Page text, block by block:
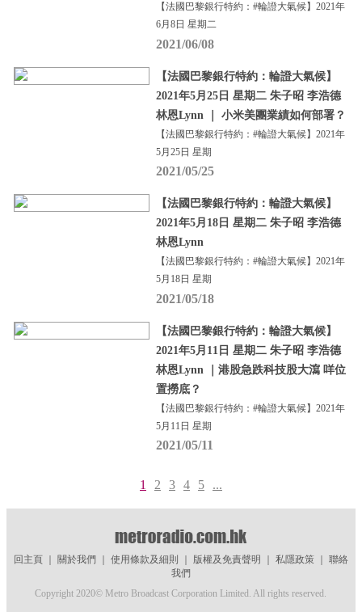
【法國巴黎銀行特約：#輪證大氣候】2021年
6月8日 星期二
2021/06/08
【法國巴黎銀行特約：輪證大氣候】
2021年5月25日 星期二 朱子昭 李浩德
林恩Lynn ｜ 小米美團業績如何部署？
【法國巴黎銀行特約：#輪證大氣候】2021年
5月25日 星期
2021/05/25
【法國巴黎銀行特約：輪證大氣候】
2021年5月18日 星期二 朱子昭 李浩德
林恩Lynn
【法國巴黎銀行特約：#輪證大氣候】2021年
5月18日 星期
2021/05/18
【法國巴黎銀行特約：輪證大氣候】
2021年5月11日 星期二 朱子昭 李浩德
林恩Lynn ｜港股急跌科技股大瀉 咩位
置撈底？
【法國巴黎銀行特約：#輪證大氣候】2021年
5月11日 星期
2021/05/11
1 2 3 4 5 ...
回主頁｜ 關於我們 使用條款及細則 版權及免責聲明 私隱政策｜ 聯絡
我們
Copyright 2020© Metro Broadcast Corporation Limited. All rights reserved.